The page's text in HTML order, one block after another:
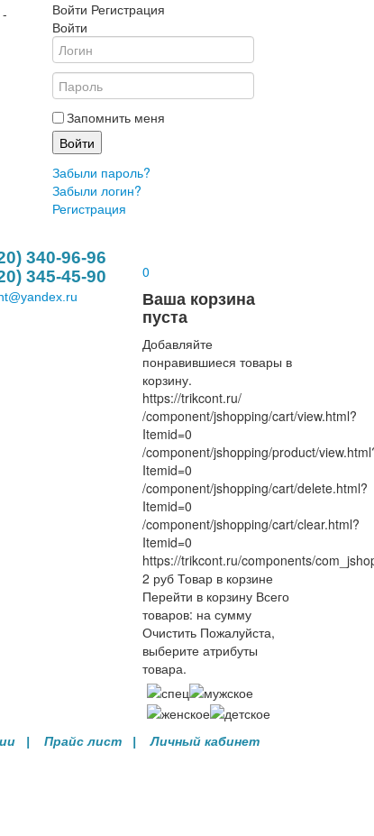
Войти Регистрация
Войти
Запомнить меня
Войти
Забыли пароль?
Забыли логин?
Регистрация
340-96-96
345-45-90
0
Ваша корзина
пуста
Добавляйте
понравившиеся товары в
корзину.
https://trikcont.ru/
/component/jshopping/cart/view.html?
Itemid=0
/component/jshopping/product/
Itemid=0
/component/jshopping/cart/delete.html?
Itemid=0
/component/jshopping/cart/clear.html?
Itemid=0
https://trikcont.ru/components/
2 руб Товар в корзине
Перейти в корзину Всего
товаров: на сумму
Очистить Пожалуйста,
выберите атрибуты
товара.
| Прайс лист |Личный кабинет